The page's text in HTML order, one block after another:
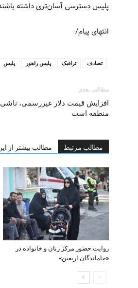
پلیس دسترسی آسان‌تری داشته
انتهای پیام/
پلیس پلیس راهور ترافیک تصادف
مطالب بعدی
افزایش قیمت دلار غیررسمی، ناشی
منطقه است
مطالب مرتبط مطالب بیشتر از
روایت حضور مرکز زنان و خانواده در
«جاماندگان اربعین»